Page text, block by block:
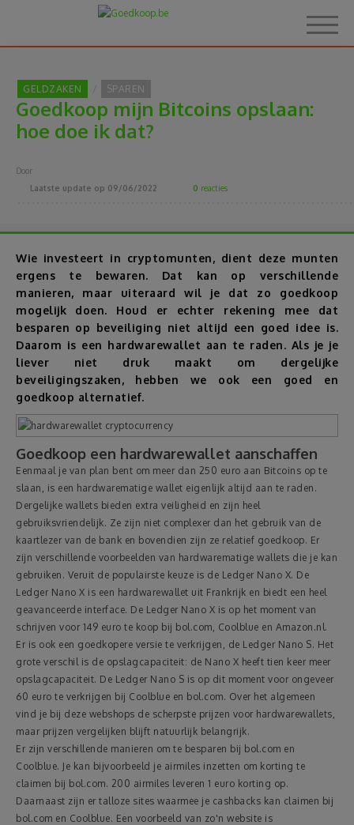
Home
Over Goedkoop.be
Korting
Thema's
Reviews
Reizen
Geldzaken
Thuis
Elektronica
Eten & Drinken
Mode & Verzorging
Korting
GELDZAKEN SPAREN
Goedkoop mijn Bitcoins opslaan:
hoe doe ik dat?
Door
Laatste update op 09/06/2022 0 reacties
Wie investeert in cryptomunten, dient deze munten
ergens te bewaren. Dat kan op verschillende
manieren, maar uiteraard wil je dat zo goedkoop
mogelijk doen. Houd er echter rekening mee dat
besparen op beveiliging niet altijd een goed idee is.
Daarom is een hardwarewallet aan te raden. Als je je
liever niet druk maakt om dergelijke
beveiligingszaken, hebben we ook een goed en
goedkoop alternatief.
Goedkoop een hardwarewallet aanschaffen
Eenmaal je van plan bent om meer dan 250 euro aan Bitcoins op te
slaan, is een hardwarematige wallet eigenlijk altijd aan te raden.
Dergelijke wallets bieden extra veiligheid en zijn heel
gebruiksvriendelijk. Ze zijn niet complexer dan het gebruik van de
kaartlezer van de bank en bovendien zijn ze relatief goedkoop. Er
zijn verschillende voorbeelden van hardwarematige wallets die je kan
gebruiken. Veruit de populairste keuze is de Ledger Nano X. De
Ledger Nano X is een hardwarewallet uit Frankrijk en biedt een heel
geavanceerde interface. De Ledger Nano X is op het moment van
schrijven voor 149 euro te koop bij bol.com, Coolblue en Amazon.nl.
Er is ook een goedkopere versie te verkrijgen, de Ledger Nano S. Het
grote verschil is de opslagcapaciteit: de Nano X heeft tien keer meer
opslagcapaciteit. De Ledger Nano S is op dit moment voor ongeveer
60 euro te verkrijgen bij Coolblue en bol.com. Over het algemeen
vind je bij deze webshops de scherpste prijzen voor hardwarewallets,
maar prijzen vergelijken blijft natuurlijk belangrijk.
Er zijn verschillende manieren om te besparen bij bol.com en
Coolblue. Je kan bijvoorbeeld je airmiles inzetten om korting te
claimen bij bol.com. 200 airmiles leveren 1 euro korting op.
Daarnaast zijn er talloze sites waarmee je cashbacks kan claimen bij
bol.com en Coolblue. Een voorbeeld van zo'n website is